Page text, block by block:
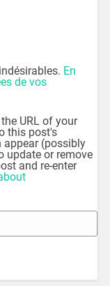
En
de vos
URL of your
this post's
appear (possibly
update or remove
and re-enter